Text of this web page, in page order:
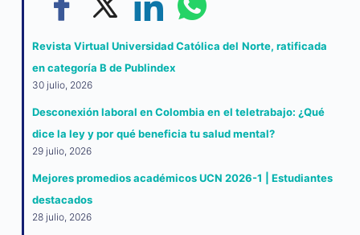
Revista Virtual Universidad Católica del Norte, ratificada
en categoría B de Publindex
30 julio, 2026
Desconexión laboral en Colombia en el teletrabajo: ¿Qué
dice la ley y por qué beneficia tu salud mental?
29 julio, 2026
Mejores promedios académicos UCN 2026-1 | Estudiantes
destacados
28 julio, 2026